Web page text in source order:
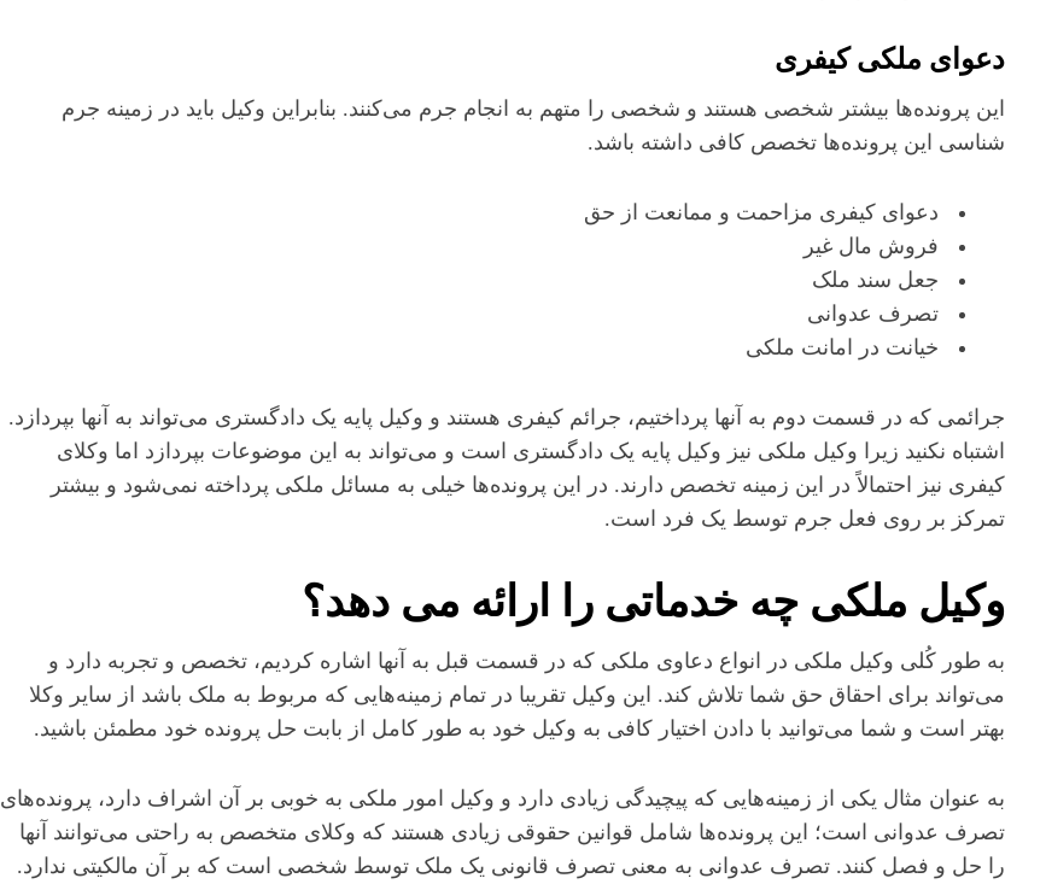
دعوای ملکی کیفری
این پرونده‌ها بیشتر شخصی هستند و شخصی را متهم به انجام جرم می‌کنند. بنابراین وکیل باید در زمینه جرم
شناسی این پرونده‌ها تخصص کافی داشته باشد.
دعوای کیفری مزاحمت و ممانعت از حق
فروش مال غیر
جعل سند ملک
تصرف عدوانی
خیانت در امانت ملکی
جرائمی که در قسمت دوم به آنها پرداختیم، جرائم کیفری هستند و وکیل پایه یک دادگستری می‌تواند به آنها بپردازد.
اشتباه نکنید زیرا وکیل ملکی نیز وکیل پایه یک دادگستری است و می‌تواند به این موضوعات بپردازد اما وکلای
کیفری نیز احتمالاً در این زمینه تخصص دارند. در این پرونده‌ها خیلی به مسائل ملکی پرداخته نمی‌شود و بیشتر
تمرکز بر روی فعل جرم توسط یک فرد است.
وکیل ملکی چه خدماتی را ارائه می دهد؟
به طور کُلی وکیل ملکی در انواع دعاوی ملکی که در قسمت قبل به آنها اشاره کردیم، تخصص و تجربه دارد و
می‌تواند برای احقاق حق شما تلاش کند. این وکیل تقریبا در تمام زمینه‌هایی که مربوط به ملک باشد از سایر وکلا
بهتر است و شما می‌توانید با دادن اختیار کافی به وکیل خود به طور کامل از بابت حل پرونده خود مطمئن باشید.
به عنوان مثال یکی از زمینه‌هایی که پیچیدگی زیادی دارد و وکیل امور ملکی به خوبی بر آن اشراف دارد، پرونده‌های
تصرف عدوانی است؛ این پرونده‌ها شامل قوانین حقوقی زیادی هستند که وکلای متخصص به راحتی می‌توانند آنها
را حل و فصل کنند. تصرف عدوانی به معنی تصرف قانونی یک ملک توسط شخصی است که بر آن مالکیتی ندارد.